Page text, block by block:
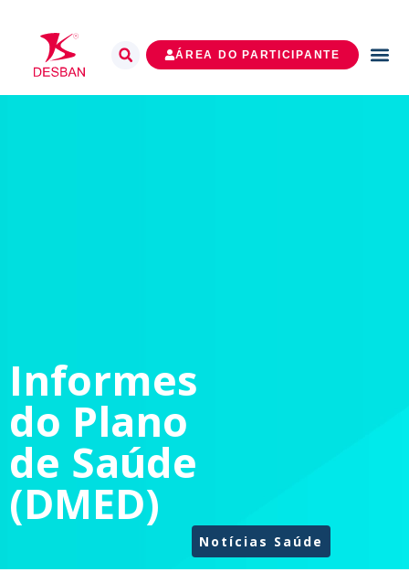
ÁREA DO PARTICIPANTE
Informes
do Plano
de Saúde
(DMED)
Notícias Saúde